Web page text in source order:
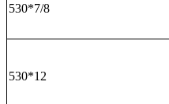
530*7/8
530*12